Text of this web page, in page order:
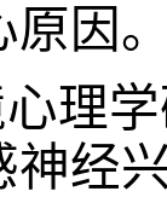
原因
理
神经